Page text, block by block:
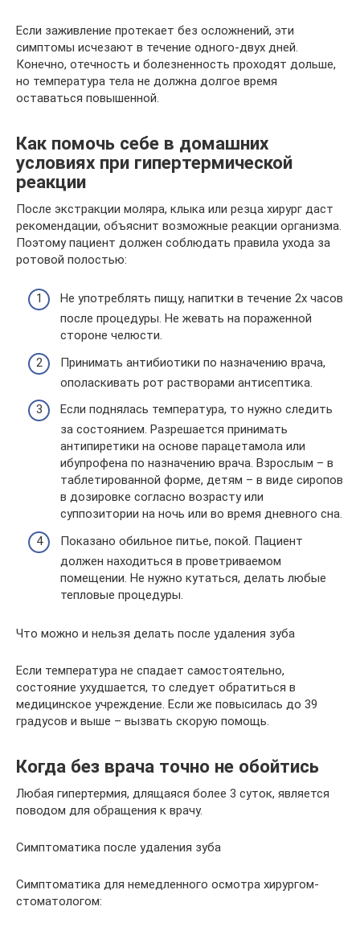
Если заживление протекает без осложнений, эти
симптомы исчезают в течение одного-двух дней.
Конечно, отечность и болезненность проходят дольше,
но температура тела не должна долгое время
оставаться повышенной.
Как помочь себе в домашних
условиях при гипертермической
реакции
После экстракции моляра, клыка или резца хирург даст
рекомендации, объяснит возможные реакции организма.
Поэтому пациент должен соблюдать правила ухода за
ротовой полостью:
Не употреблять пищу, напитки в течение 2х часов
после процедуры. Не жевать на пораженной
стороне челюсти.
Принимать антибиотики по назначению врача,
ополаскивать рот растворами антисептика.
Если поднялась температура, то нужно следить
за состоянием. Разрешается принимать
антипиретики на основе парацетамола или
ибупрофена по назначению врача. Взрослым – в
таблетированной форме, детям – в виде сиропов
в дозировке согласно возрасту или
суппозитории на ночь или во время дневного сна.
Показано обильное питье, покой. Пациент
должен находиться в проветриваемом
помещении. Не нужно кутаться, делать любые
тепловые процедуры.
Что можно и нельзя делать после удаления зуба
Если температура не спадает самостоятельно,
состояние ухудшается, то следует обратиться в
медицинское учреждение. Если же повысилась до 39
градусов и выше – вызвать скорую помощь.
Когда без врача точно не обойтись
Любая гипертермия, длящаяся более 3 суток, является
поводом для обращения к врачу.
Симптоматика после удаления зуба
Симптоматика для немедленного осмотра хирургом-
стоматологом: